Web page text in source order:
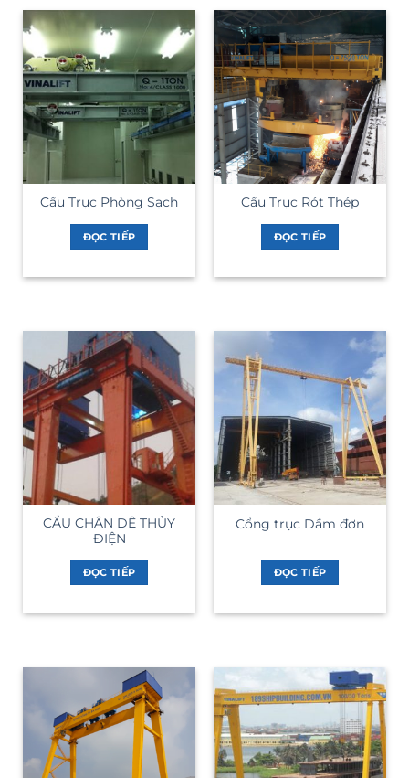
Cầu Trục Phòng Sạch
ĐỌC TIẾP
Cầu Trục Rót Thép
ĐỌC TIẾP
CẨU CHÂN DÊ THỦY
ĐIỆN
ĐỌC TIẾP
Cổng trục Dầm đơn
ĐỌC TIẾP